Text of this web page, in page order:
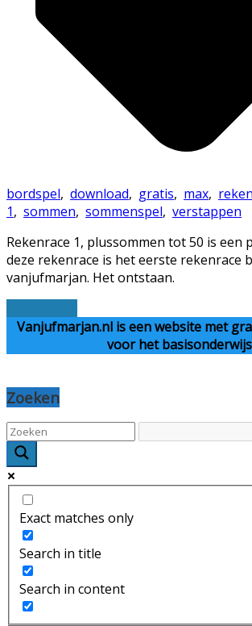
bordspel, download, gratis, max,
1, sommen, sommenspel, verstappen
Rekenrace 1, plussommen tot 50 is een
deze rekenrace is het eerste rekenrace
vanjufmarjan. Het ontstaan.
Vanjufmarjan.nl is een website met
voor het
Zoeken
Exact matches only
Search in title
Search in content